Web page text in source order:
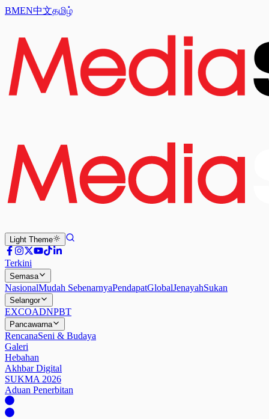
BMEN中文தமிழ்
Light Theme
Terkini
Semasa
NasionalMudah SebenarnyaPendapatGlobalJenayahSukan
Selangor
EXCOADNPBT
Pancawarna
RencanaSeni & Budaya
Galeri
Hebahan
Akhbar Digital
SUKMA 2026
Aduan Penerbitan